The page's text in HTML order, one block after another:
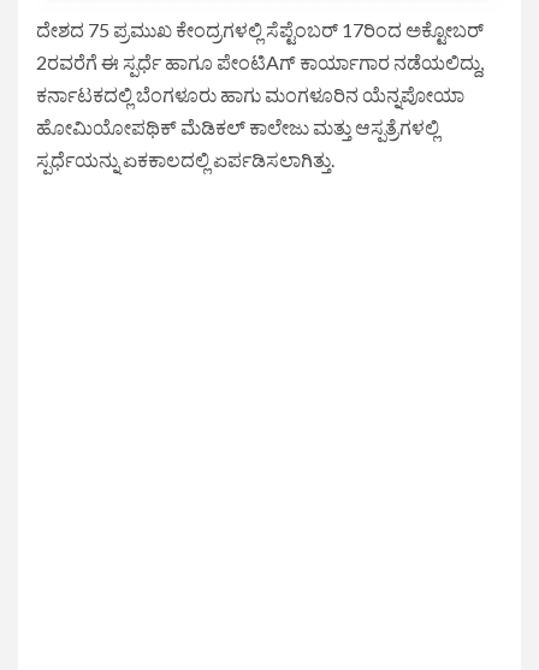
ದೇಶದ 75 ಪ್ರಮುಖ ಕೇಂದ್ರಗಳಲ್ಲಿ ಸೆಪ್ಟೆಂಬರ್ 17ರಿಂದ ಅಕ್ಟೋಬರ್
2ರವರೆಗೆ ಈ ಸ್ಪರ್ಧೆ ಹಾಗೂ ಪೇಂಟಿAಗ್ ಕಾರ್ಯಾಗಾರ ನಡೆಯಲಿದ್ದು,
ಕರ್ನಾಟಕದಲ್ಲಿ ಬೆಂಗಳೂರು ಹಾಗು ಮಂಗಳೂರಿನ ಯೆನ್ನಪೋಯಾ
ಹೋಮಿಯೋಪಥಿಕ್ ಮೆಡಿಕಲ್ ಕಾಲೇಜು ಮತ್ತು ಆಸ್ಪತ್ರೆಗಳಲ್ಲಿ
ಸ್ಪರ್ಧೆಯನ್ನು ಏಕಕಾಲದಲ್ಲಿ ಏರ್ಪಡಿಸಲಾಗಿತ್ತು.